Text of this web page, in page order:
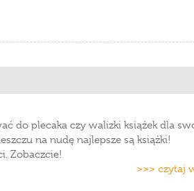
do plecaka czy walizki książek dla
na nudę najlepsze są książki!
Zobaczcie!
>>> czytaj